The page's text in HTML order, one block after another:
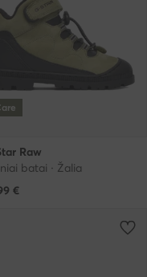
Raw
batai · Žalia
€